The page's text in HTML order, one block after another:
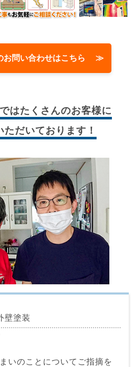
お問い合わせはこちら ≫
はたくさんのお客様に
ただいております！
壁塗装
いのことについてご指摘を